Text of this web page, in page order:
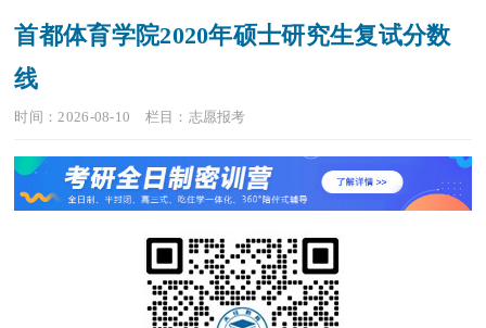
首都体育学院2020年硕士研究生复试分数
线
时间：2026-08-10 栏目： 志愿报考